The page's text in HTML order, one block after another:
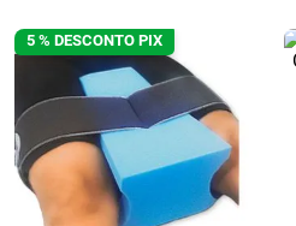
5 % DESCONTO PIX
2º
meia compressao
cadeira rodas
cadeira higienica
5º
tipoia
º
muleta